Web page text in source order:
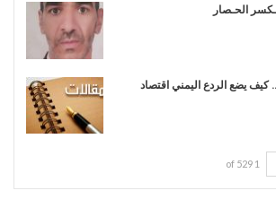
الحـصار
كيف يضع الردع اليمني اقتصاد
1 of 529